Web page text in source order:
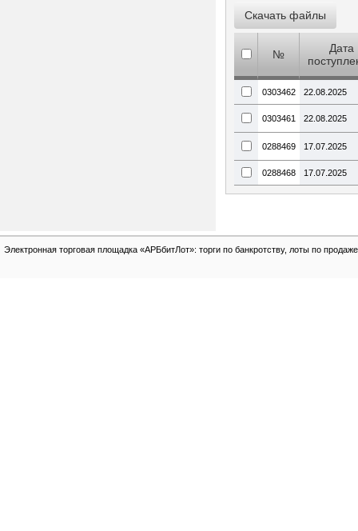
№
Дата
0303462 22.08.2025
0303461 22.08.2025
0288469 17.07.2025
0288468 17.07.2025
Электронная торговая площадка «АРБбитЛот»: торги по банкротству, лоты по